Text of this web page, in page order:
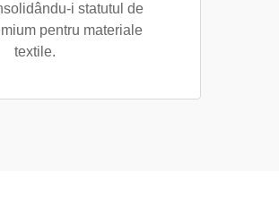
i statutul de
pentru materiale
textile.